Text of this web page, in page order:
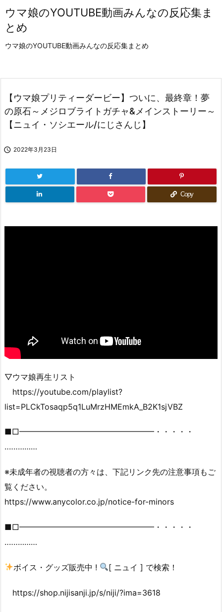
ウマ娘のYOUTUBE動画みんなの反応集ま
とめ
ウマ娘のYOUTUBE動画みんなの反応集まとめ
【ウマ娘プリティーダービー】ついに、最終章！夢
の原石～メジロブライトガチャ&メインストーリー～
【ニュイ・ソシエール/にじさんじ】
 2022年3月23日
Copy
▽ウマ娘再生リスト
https://youtube.com/playlist?
list=PLCkTosaqp5q1LuMrzHMEmkA_B2K1sjVBZ
■□━━━━━━━━━━━━━━━━━・・・・・
‥‥‥………
※未成年者の視聴者の方々は、下記リンク先の注意事項もご
覧ください。
https://www.anycolor.co.jp/notice-for-minors
■□━━━━━━━━━━━━━━━━━・・・・・
‥‥‥………
ボイス・グッズ販売中 ! [ ニュイ ] で検索！
https://shop.nijisanji.jp/s/niji/?ima=3618